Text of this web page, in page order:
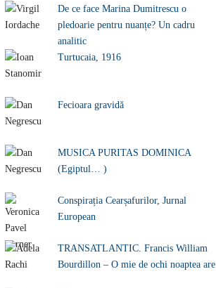
De ce face Marina Dumitrescu o
pledoarie pentru nuanțe? Un cadru
analitic
Turtucaia, 1916
Fecioara gravidă
MUSICA PURITAS DOMINICA
(Egiptul… )
Conspirația Cearșafurilor, Jurnal
European
TRANSATLANTIC. Francis William
Bourdillon – O mie de ochi noaptea are